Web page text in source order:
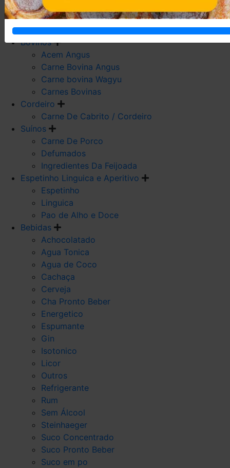
Carne De Frango
Carne De Galeto
Codorna
Bovinos
Acem Angus
Carne Bovina Angus
Carne bovina Wagyu
Carnes Bovinas
Cordeiro
Carne De Cabrito / Cordeiro
Suínos
Carne De Porco
Defumados
Ingredientes Da Feijoada
Espetinho Linguica e Aperitivo
Espetinho
Linguica
Pao de Alho e Doce
Bebidas
Achocolatado
Agua Tonica
Agua de Coco
Cachaça
Cerveja
Cha Pronto Beber
Energetico
Espumante
Gin
Isotonico
Licor
Outros
Refrigerante
Rum
Sem Álcool
Steinhaeger
Suco Concentrado
Suco Pronto Beber
Suco em po